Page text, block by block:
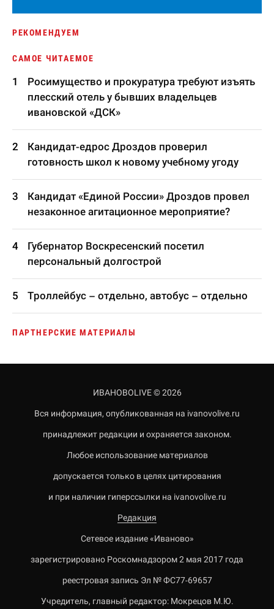
РЕКОМЕНДУЕМ
САМОЕ ЧИТАЕМОЕ
Росимущество и прокуратура требуют изъять
плесский отель у бывших владельцев
ивановской «ДСК»
Кандидат-едрос Дроздов проверил
готовность школ к новому учебному угоду
Кандидат «Единой России» Дроздов провел
незаконное агитационное мероприятие?
Губернатор Воскресенский посетил
персональный долгострой
Троллейбус – отдельно, автобус – отдельно
ПАРТНЕРСКИЕ МАТЕРИАЛЫ
ИВАНОВОLIVE © 2026
Вся информация, опубликованная на ivanovolive.ru
принадлежит редакции и охраняется законом.
Любое использование материалов
допускается только в целях цитирования
и при наличии гиперссылки на ivanovolive.ru
Редакция
Сетевое издание «Иваново»
зарегистрировано Роскомнадзором 2 мая 2017 года
реестровая запись Эл № ФС77-69657
Учредитель, главный редактор: Мокрецов М.Ю.